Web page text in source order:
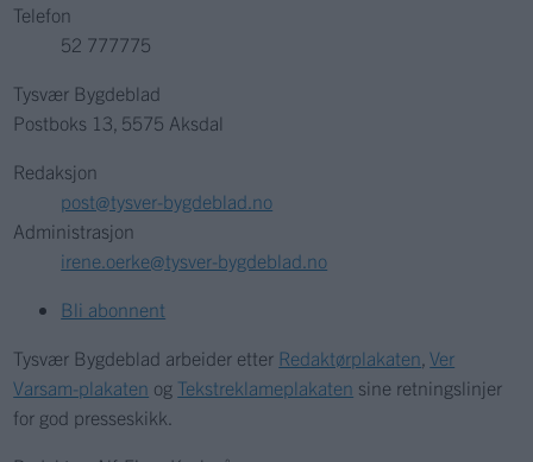
Telefon
52 777775
Tysvær Bygdeblad
Postboks 13, 5575 Aksdal
Redaksjon
post@tysver-bygdeblad.no
Administrasjon
irene.oerke@tysver-bygdeblad.no
Bli abonnent
Tysvær Bygdeblad arbeider etter Redaktørplakaten ,Ver
Varsam-plakaten og Tekstreklameplakaten sine retningslinjer
for god presseskikk.